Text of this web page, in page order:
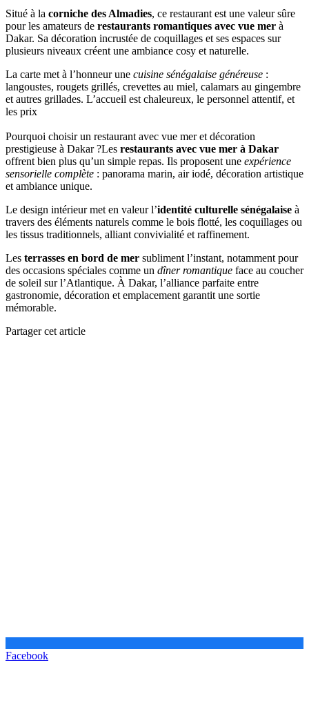
Situé à la corniche des Almadies, ce restaurant est une valeur sûre
pour les amateurs de restaurants romantiques avec vue mer à
Dakar. Sa décoration incrustée de coquillages et ses espaces sur
plusieurs niveaux créent une ambiance cosy et naturelle.
La carte met à l’honneur une cuisine sénégalaise généreuse :
langoustes, rougets grillés, crevettes au miel, calamars au gingembre
et autres grillades. L’accueil est chaleureux, le personnel attentif, et
les prix
Pourquoi choisir un restaurant avec vue mer et décoration
prestigieuse à Dakar ?Les restaurants avec vue mer à Dakar
offrent bien plus qu’un simple repas. Ils proposent une expérience
sensorielle complète : panorama marin, air iodé, décoration artistique
et ambiance unique.
Le design intérieur met en valeur l’identité culturelle sénégalaise à
travers des éléments naturels comme le bois flotté, les coquillages ou
les tissus traditionnels, alliant convivialité et raffinement.
Les terrasses en bord de mer subliment l’instant, notamment pour
des occasions spéciales comme un dîner romantique face au coucher
de soleil sur l’Atlantique. À Dakar, l’alliance parfaite entre
gastronomie, décoration et emplacement garantit une sortie
mémorable.
Partager cet article
Facebook